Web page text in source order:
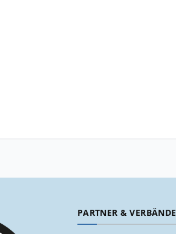
PARTNER & VERBÄNDE